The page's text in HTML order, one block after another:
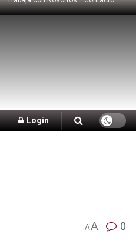
Login
AA 0